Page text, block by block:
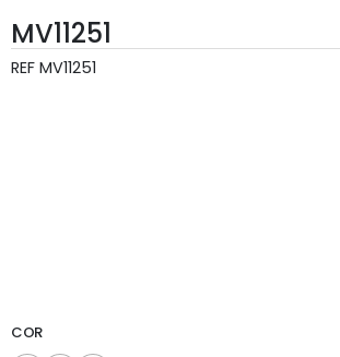
MV11251
REF MV11251
COR